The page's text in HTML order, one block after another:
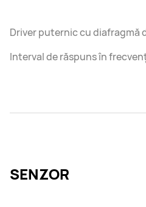
Driver puternic cu diafragmă
Interval de răspuns în
SENZOR